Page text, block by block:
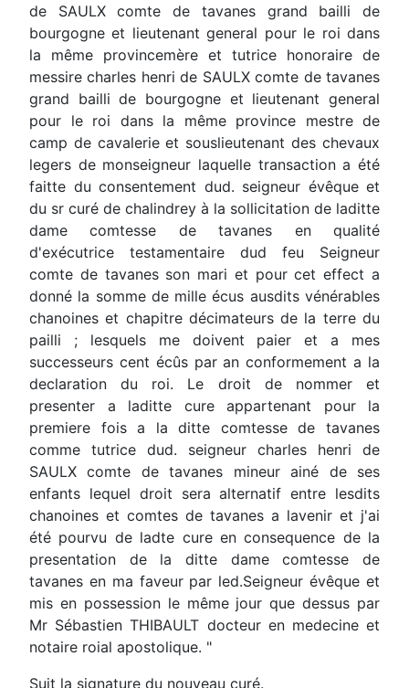
de SAULX comte de tavanes grand bailli de
bourgogne et lieutenant general pour le roi dans
la même provincemère et tutrice honoraire de
messire charles henri de SAULX comte de tavanes
grand bailli de bourgogne et lieutenant general
pour le roi dans la même province mestre de
camp de cavalerie et souslieutenant des chevaux
legers de monseigneur laquelle transaction a été
faitte du consentement dud. seigneur évêque et
du sr curé de chalindrey à la sollicitation de laditte
dame comtesse de tavanes en qualité
d'exécutrice testamentaire dud feu Seigneur
comte de tavanes son mari et pour cet effect a
donné la somme de mille écus ausdits vénérables
chanoines et chapitre décimateurs de la terre du
pailli ; lesquels me doivent paier et a mes
successeurs cent écûs par an conformement a la
declaration du roi. Le droit de nommer et
presenter a laditte cure appartenant pour la
premiere fois a la ditte comtesse de tavanes
comme tutrice dud. seigneur charles henri de
SAULX comte de tavanes mineur ainé de ses
enfants lequel droit sera alternatif entre lesdits
chanoines et comtes de tavanes a lavenir et j'ai
été pourvu de ladte cure en consequence de la
presentation de la ditte dame comtesse de
tavanes en ma faveur par led.Seigneur évêque et
mis en possession le même jour que dessus par
Mr Sébastien THIBAULT docteur en medecine et
notaire roial apostolique. "
Suit la signature du nouveau curé.